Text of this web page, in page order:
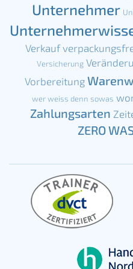
Unternehmer
Verkauf
Versicherung
Vorbereitung
wer weiss denn sowas
Zahlungsarten
ZERO